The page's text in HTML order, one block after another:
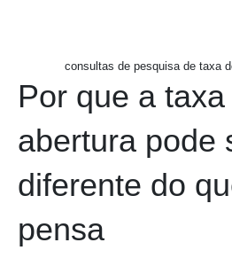
consultas de pesquisa de taxa
Por que a
abertura pode
diferente do
pensa